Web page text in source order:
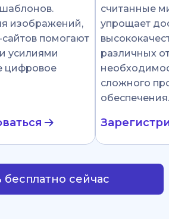
изображений,
помогают
усилиями
цифровое
считанные
упрощает
различных
сложного
обеспечения.
бесплатно сейчас